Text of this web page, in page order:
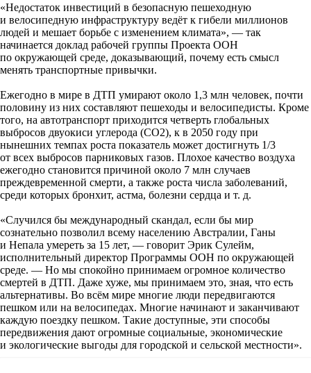
«Недостаток инвестиций в безопасную пешеходную
и велосипедную инфраструктуру ведёт к гибели миллионов
людей и мешает борьбе с изменением климата», — так
начинается доклад рабочей группы Проекта ООН
по окружающей среде, доказывающий, почему есть смысл
менять транспортные привычки.
Ежегодно в мире в ДТП умирают около 1,3 млн человек, почти
половину из них составляют пешеходы и велосипедисты. Кроме
того, на автотранспорт приходится четверть глобальных
выбросов двуокиси углерода (CO2), к в 2050 году при
нынешних темпах роста показатель может достигнуть 1/3
от всех выбросов парниковых газов. Плохое качество воздуха
ежегодно становится причиной около 7 млн случаев
преждевременной смерти, а также роста числа заболеваний,
среди которых бронхит, астма, болезни сердца и т. д.
«Случился бы международный скандал, если бы мир
сознательно позволил всему населению Австралии, Ганы
и Непала умереть за 15 лет, — говорит Эрик Сулейм,
исполнительный директор Программы ООН по окружающей
среде. — Но мы спокойно принимаем огромное количество
смертей в ДТП. Даже хуже, мы принимаем это, зная, что есть
альтернативы. Во всём мире многие люди передвигаются
пешком или на велосипедах. Многие начинают и заканчивают
каждую поездку пешком. Такие доступные, эти способы
передвижения дают огромные социальные, экономические
и экологические выгоды для городской и сельской местности».